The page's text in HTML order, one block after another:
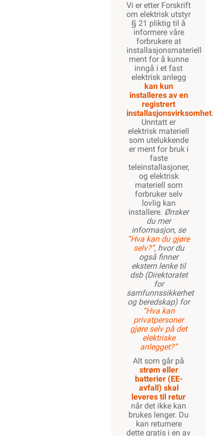
Vi er etter Forskrift
om elektrisk utstyr
§ 21 pliktig til å
informere våre
forbrukere at
installasjonsmateriell
ment for å kunne
inngå i et fast
elektrisk anlegg
kan kun
installeres av en
registrert
installasjonsvirksomhet.
Unntatt er
elektrisk materiell
som utelukkende
er ment for bruk i
faste
teleinstallasjoner,
og elektrisk
materiell som
forbruker selv
lovlig kan
installere. Ønsker
du mer
informasjon, se
”Hva kan du gjøre
selv?”, hvor du
også finner
ekstern lenke til
dsb (Direktoratet
for
samfunnssikkerhet
og beredskap) for
“Hva kan
privatpersoner
gjøre selv på det
elektriske
anlegget?”
Alt som går på
strøm eller
batterier (EE-
avfall) skal
leveres til retur
når det ikke kan
brukes lenger. Du
kan returnere
dette gratis i en av